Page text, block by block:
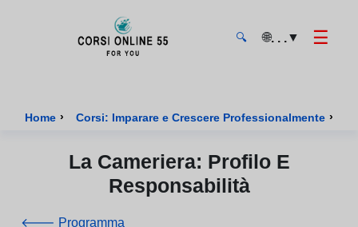
🔍 🌐. . .▼ ☰
Home › Corsi: Imparare e Crescere Professionalmente ›
La Cameriera: Profilo E
Responsabilità
🡐 Programma